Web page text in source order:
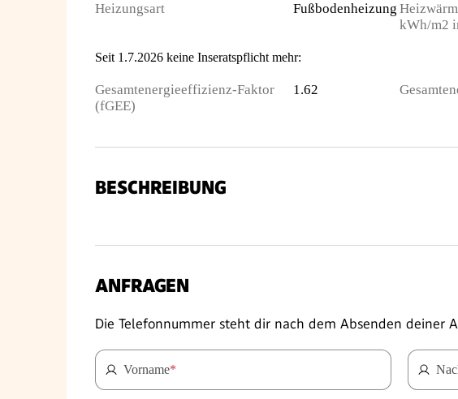
Heizungsart
Fußbodenheizung
kWh/m2
Seit 1.7.2026 keine Inseratspflicht mehr:
Gesamtenergieeffizienz-Faktor
(fGEE)
1.62
BESCHREIBUNG
ANFRAGEN
Die Telefonnummer steht dir nach dem Absenden deiner
Vorname*